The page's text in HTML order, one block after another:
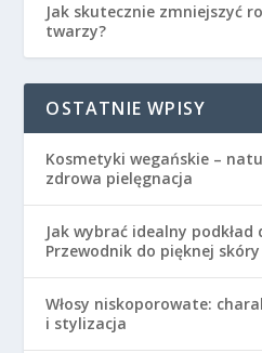
Jak skutecznie zmniejszyć
twarzy?
OSTATNIE WPISY
Kosmetyki wegańskie –
zdrowa pielęgnacja
Jak wybrać idealny
Przewodnik do pięknej skóry
Włosy niskoporowate:
i stylizacja